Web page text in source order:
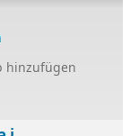
hinzufügen